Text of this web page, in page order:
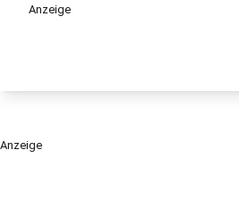
Anzeige
Anzeige